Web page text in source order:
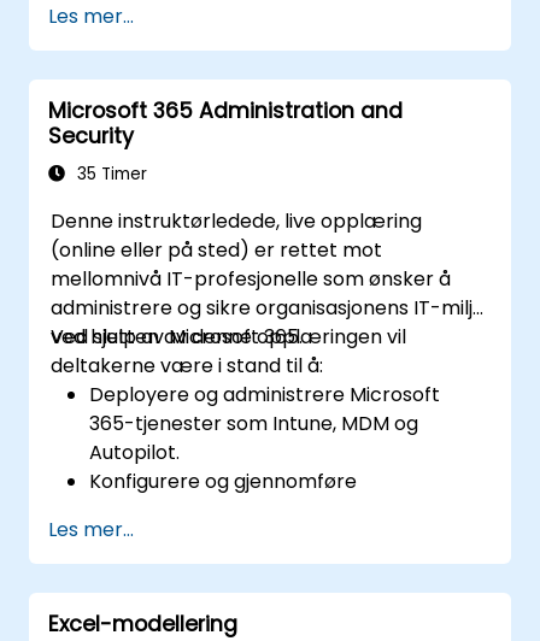
合作。
为报告、跟踪和项目管理创建可重复使用的模
板。
Les mer...
Microsoft 365 Administration and
Security
35 Timer
Denne instruktørledede, live opplæring
(online eller på sted) er rettet mot
mellomnivå IT-profesjonelle som ønsker å
administrere og sikre organisasjonens IT-miljø
ved hjelp av Microsoft 365.
Ved slutten av denne opplæringen vil
deltakerne være i stand til å:
Deployere og administrere Microsoft
365-tjenester som Intune, MDM og
Autopilot.
Konfigurere og gjennomføre
Defender og andre Microsoft 365-
sikkerhetstool.
Overvåke og feilsøke enheter og
applikasjoner i en Microsoft 365-miljø.
Les mer...
Excel-modellering